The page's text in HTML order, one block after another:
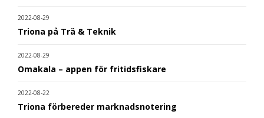
2022-08-29
Triona på Trä & Teknik
2022-08-29
Omakala – appen för fritidsfiskare
2022-08-22
Triona förbereder marknadsnotering